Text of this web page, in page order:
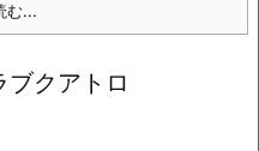
む...
クアトロ